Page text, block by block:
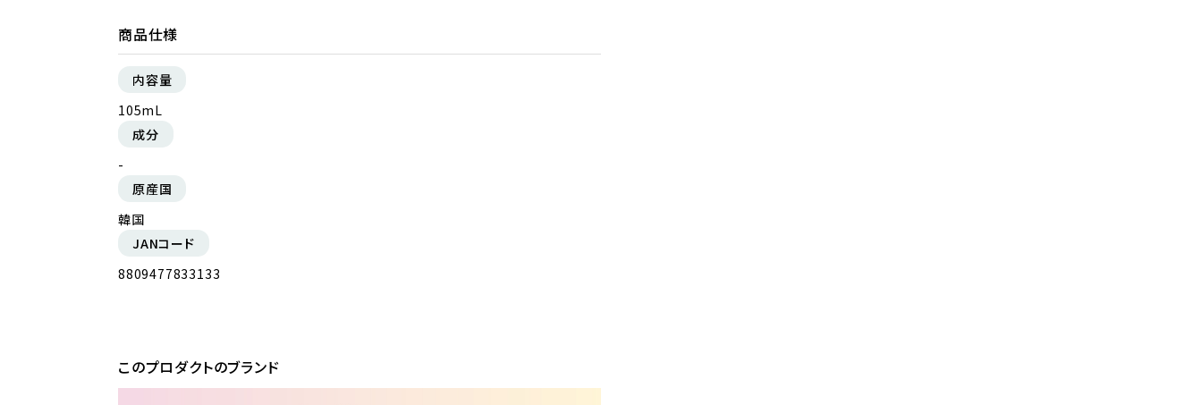
商品仕様
内容量
105mL
成分
-
原産国
韓国
JANコード
8809477833133
このプロダクトのブランド